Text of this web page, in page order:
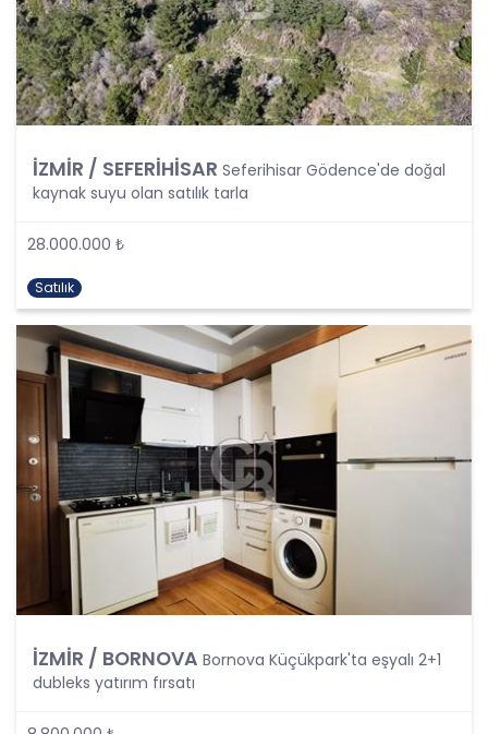
Bu tanım uyarınca, CB Gayrimenkul Franchising
Pazarlama ve Danışmanlık Hizmetleri A.Ş. iş
ortakları, çalışanları ve müşterileri başta olmak
üzere üçüncü kişiler de dahil, topladıkları tüm
verilerin kişisel veri kapsamına girip girmediğini
uygun olarak işleyecektir.
Kişisel verilerin işlenmesi; tamamen veya kısmen
sisteminin parçası olmak kaydıyla otomatik
olmayan yollarla elde edilmesi, kaydedilmesi,
depolanması, muhafaza edilmesi, değiştirilmesi,
yeniden düzenlenmesi, açıklanması, aktarılması,
elde edilebilir hale getirilmesi, sınıflandırılması
veya kullanılmasının engellenmesi gibi veriler
üzerinde gerçekleştirilen her türlü işlemi
kapsamaktadır.
CB Gayrimenkul Franchising Pazarlama ve
Danışmanlık Hizmetleri A.Ş.; KVKK uyarınca kişisel
verileri ancak ilgili kişilerin açık rızası ile işleyecektir
Ancak, aşağıdaki şartlardan herhangi birinin var
olması halinde, açık rıza aranmaksın kişisel
verilerin işlenmesi mümkündür:
Kanunlarda açıkça öngörülmesi,
Fiili imkansızlık nedeni ile rızasını açıklayamayacak
tanınmayan kişilerin kendileri veya bir başkasının
hayatı veya beden bütünlüğünün korunması için
Bir sözleşmenin kurulması veya ifasıyla doğrudan
İZMİR / SEFERİHİSAR Seferihisar Gödence'de doğal
kaynak suyu olan satılık tarla
28.000.000 ₺
Satılık
İZMİR / BORNOVA Bornova Küçükpark'ta eşyalı 2+1
dubleks yatırım fırsatı